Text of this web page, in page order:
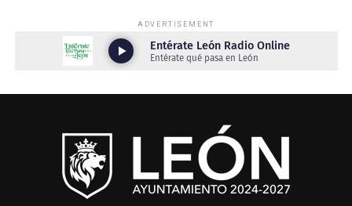
ADVERTISEMENT